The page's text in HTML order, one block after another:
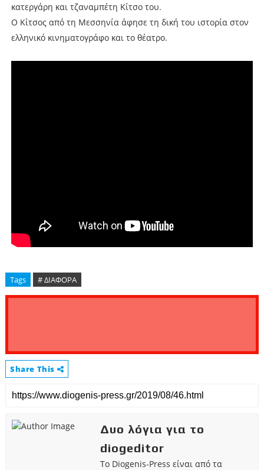
κατεργάρη και τζαναμπέτη Κίτσο του.
Ο Κίτσος από τη Μεσσηνία άφησε τη δική του ιστορία στον
ελληνικό κινηματογράφο και το θέατρο.
Tags # ΔΙΑΦΟΡΑ
Share This
Δυο λόγια για το
diogeditor
Το Diogenis-Press είναι από τα